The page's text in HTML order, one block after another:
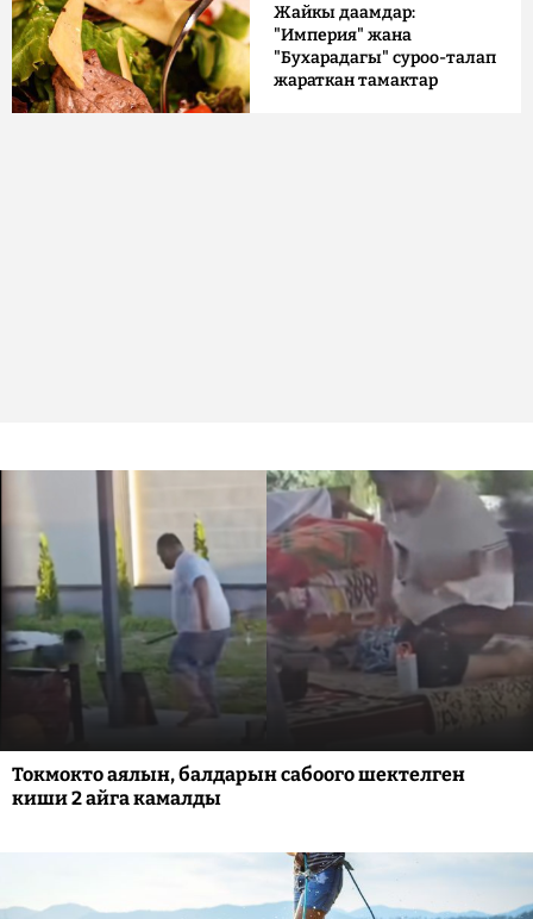
Жайкы даамдар:
"Империя" жана
"Бухарадагы" суроо-талап
жараткан тамактар
Токмокто аялын, балдарын сабоого шектелген
киши 2 айга камалды